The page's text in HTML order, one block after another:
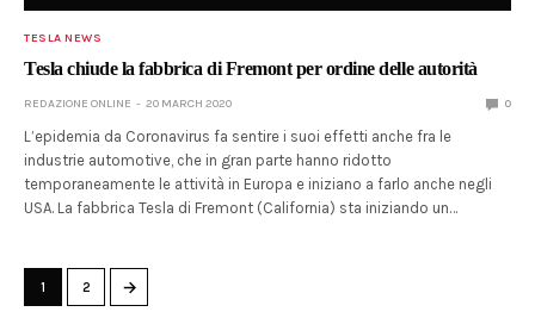
TESLA NEWS
Tesla chiude la fabbrica di Fremont per ordine delle autorità
REDAZIONE ONLINE 20 MARCH 2020 0
L’epidemia da Coronavirus fa sentire i suoi effetti anche fra le
industrie automotive, che in gran parte hanno ridotto
temporaneamente le attività in Europa e iniziano a farlo anche negli
USA. La fabbrica Tesla di Fremont (California) sta iniziando un…
1 2 →